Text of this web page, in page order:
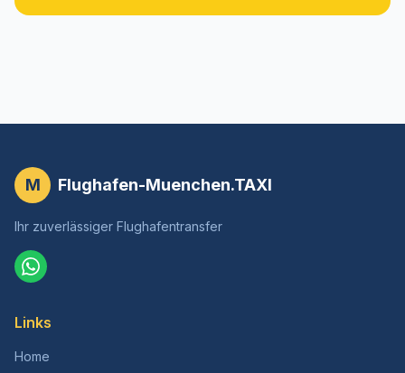
M Flughafen-Muenchen.TAXI
Ihr zuverlässiger Flughafentransfer
Links
Home